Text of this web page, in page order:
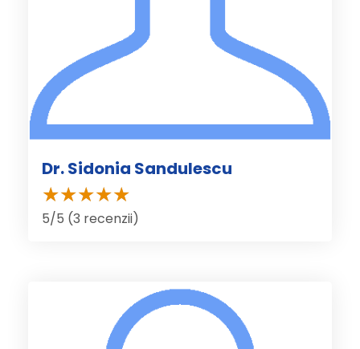
Dr. Sidonia Sandulescu
5/5 (3 recenzii)